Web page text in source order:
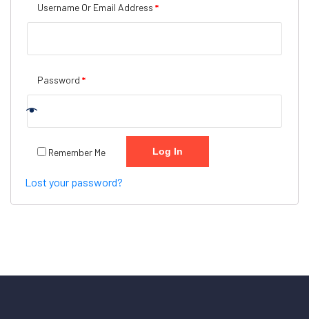
Username Or Email Address *
Password *
Remember Me Log In
Lost your password?